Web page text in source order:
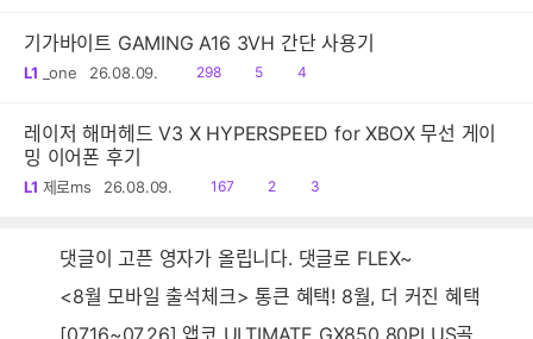
기가바이트 GAMING A16 3VH 간단 사용기
L1 _one 26.08.09.
읽
298
공
5
댓
4
레이저 해머헤드 V3 X HYPERSPEED for XBOX 무선 게이
밍 이어폰 후기
L1 제로ms 26.08.09.
읽
167
공
2
댓
3
댓글이 고픈 영자가 올립니다. 댓글로 FLEX~
<8월 모바일 출석체크> 통큰 혜택! 8월, 더 커진 혜택